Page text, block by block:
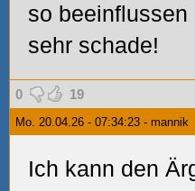
so
sehr schade!
0 19
Mo. 20.04.26 - 07:34:23 - mannik
Ich kann den